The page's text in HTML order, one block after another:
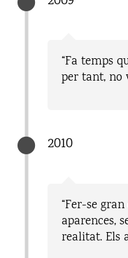
“Fa temps
per tant, no
2010
“Fer-se
aparences,
realitat. Els